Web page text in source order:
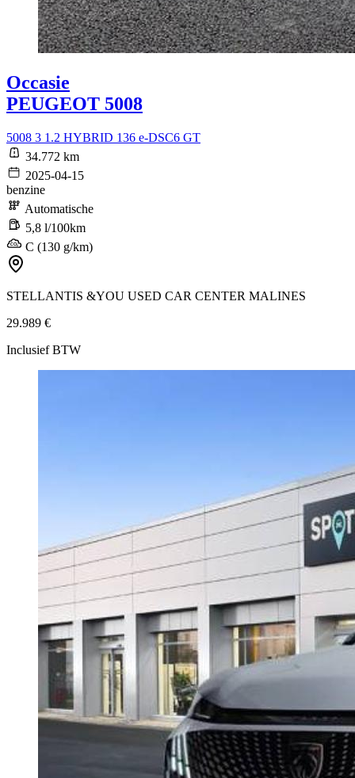
Occasie
PEUGEOT 5008
5008 3 1.2 HYBRID 136 e-DSC6 GT
34.772 km
2025-04-15
benzine
Automatische
5,8 l/100km
C (130 g/km)
STELLANTIS &YOU USED CAR CENTER MALINES
29.989 €
Inclusief BTW